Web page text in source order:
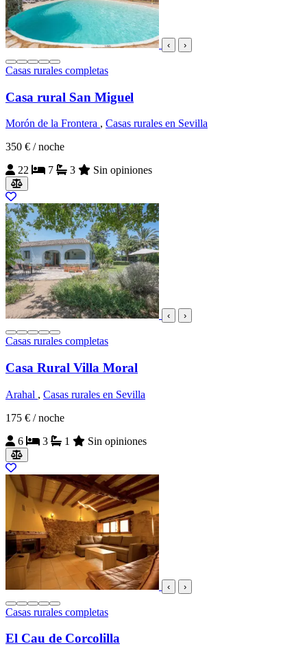
‹ ›
Casas rurales completas
Casa rural San Miguel
Morón de la Frontera , Casas rurales en Sevilla
350 € / noche
22
7 3 Sin opiniones
‹ ›
Casas rurales completas
Casa Rural Villa Moral
Arahal , Casas rurales en Sevilla
175 € / noche
6
3 1 Sin opiniones
‹ ›
Casas rurales completas
El Cau de Corcolilla